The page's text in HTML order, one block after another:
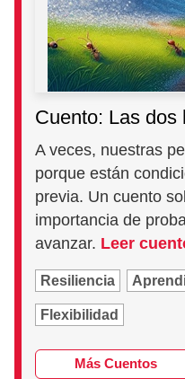
Cuento: Las dos
A veces, nuestras
porque están
previa. Un cuento
importancia de
avanzar. Leer
Resiliencia
Flexibilidad
Más Cuentos